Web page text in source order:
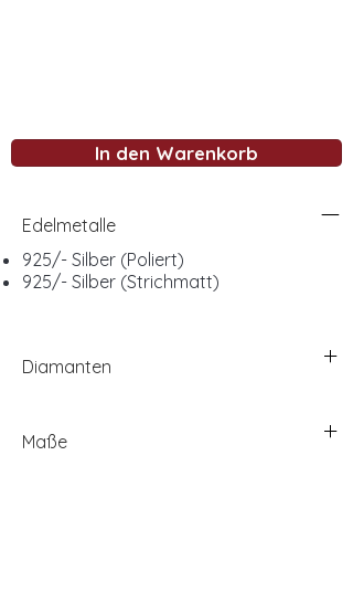
In den Warenkorb
Edelmetalle
925/- Silber (Poliert)
925/- Silber (Strichmatt)
Diamanten
Maße